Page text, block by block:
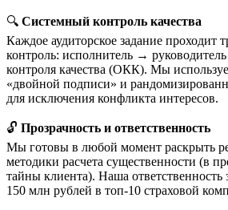
🔍 Системный контроль качества
Каждое аудиторское задание проходит
контроль: исполнитель →
контроля качества (ОКК). Мы
«двойной подписи» и
для исключения конфликта интересов.
🔓 Прозрачность и ответственность
Мы готовы в любой момент раскрыть
методики расчета существенности (в
тайны клиента). Наша ответственность
150 млн рублей в топ-10 страховой